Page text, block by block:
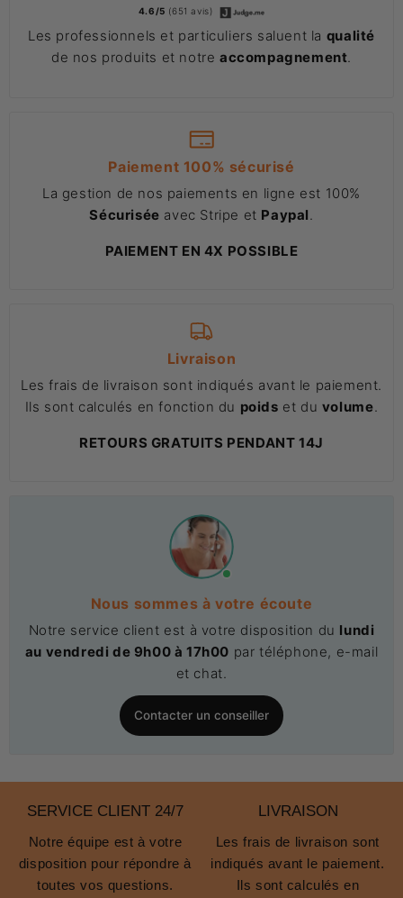
4.6/5 (651 avis)
Les professionnels et particuliers saluent la qualité
de nos produits et notre accompagnement
Paiement 100% sécurisé
La gestion de nos paiements en ligne est 100%
Sécurisée avec Stripe et Paypal
PAIEMENT EN 4X POSSIBLE
Livraison
Les frais de livraison sont indiqués avant le paiement.
Ils sont calculés en fonction du poids et du volume
RETOURS GRATUITS PENDANT 14J
Nous sommes à votre écoute
Notre service client est à votre disposition du lundi
au vendredi de 9h00 à 17h00 par téléphone, e-mail
et chat.
Contacter un conseiller
SERVICE CLIENT 24/7
Notre équipe est à votre
disposition pour répondre à
toutes vos questions.
LIVRAISON
Les frais de livraison sont
indiqués avant le paiement.
Ils sont calculés en